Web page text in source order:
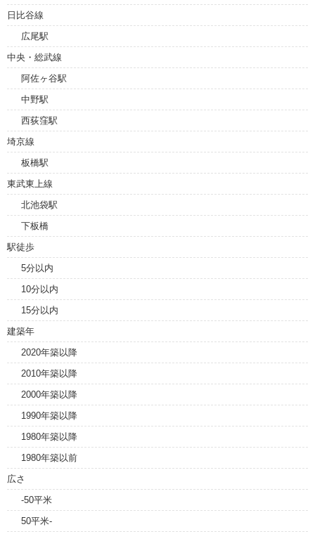
日比谷線
広尾駅
中央・総武線
阿佐ヶ谷駅
中野駅
西荻窪駅
埼京線
板橋駅
東武東上線
北池袋駅
下板橋
駅徒歩
5分以内
10分以内
15分以内
建築年
2020年築以降
2010年築以降
2000年築以降
1990年築以降
1980年築以降
1980年築以前
広さ
-50平米
50平米-